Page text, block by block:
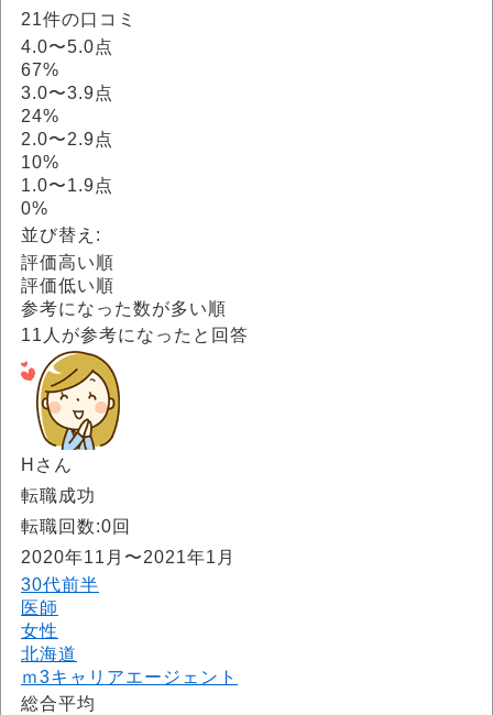
21件の口コミ
4.0〜5.0点
67%
3.0〜3.9点
24%
2.0〜2.9点
10%
1.0〜1.9点
0%
並び替え:
評価高い順
評価低い順
参考になった数が多い順
11 人が参考になったと回答
Hさん
転職成功
転職回数:0回
2020年11月〜2021年1月
30代前半
医師
女性
北海道
ｍ3キャリアエージェント
総合平均